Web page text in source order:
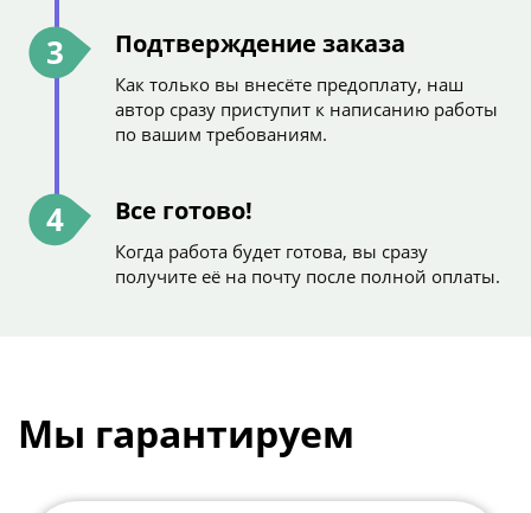
3 Подтверждение заказа
Как только вы внесёте предоплату, наш
автор сразу приступит к написанию работы
по вашим требованиям.
4 Все готово!
Когда работа будет готова, вы сразу
получите её на почту после полной оплаты.
Мы гарантируем